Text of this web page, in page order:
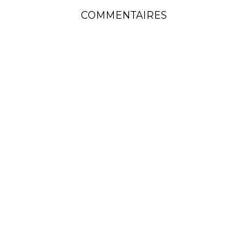
COMMENTAIRES